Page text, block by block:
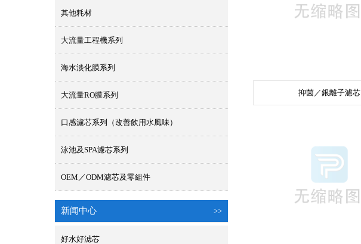
其他耗材
大流量工程機系列
海水淡化膜系列
大流量RO膜系列
口感濾芯系列（改善飲用水風味）
泳池及SPA濾芯系列
OEM／ODM濾芯及零組件
新闻中心 >>
好水好滤芯
抑菌／銀離子濾芯